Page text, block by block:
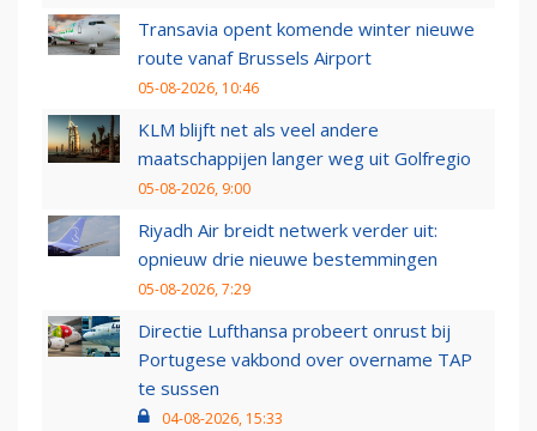
Transavia opent komende winter nieuwe
route vanaf Brussels Airport
05-08-2026, 10:46
KLM blijft net als veel andere
maatschappijen langer weg uit Golfregio
05-08-2026, 9:00
Riyadh Air breidt netwerk verder uit:
opnieuw drie nieuwe bestemmingen
05-08-2026, 7:29
Directie Lufthansa probeert onrust bij
Portugese vakbond over overname TAP
te sussen
04-08-2026, 15:33